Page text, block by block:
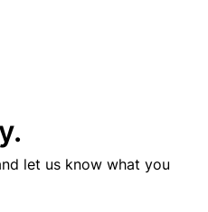
let us know what you